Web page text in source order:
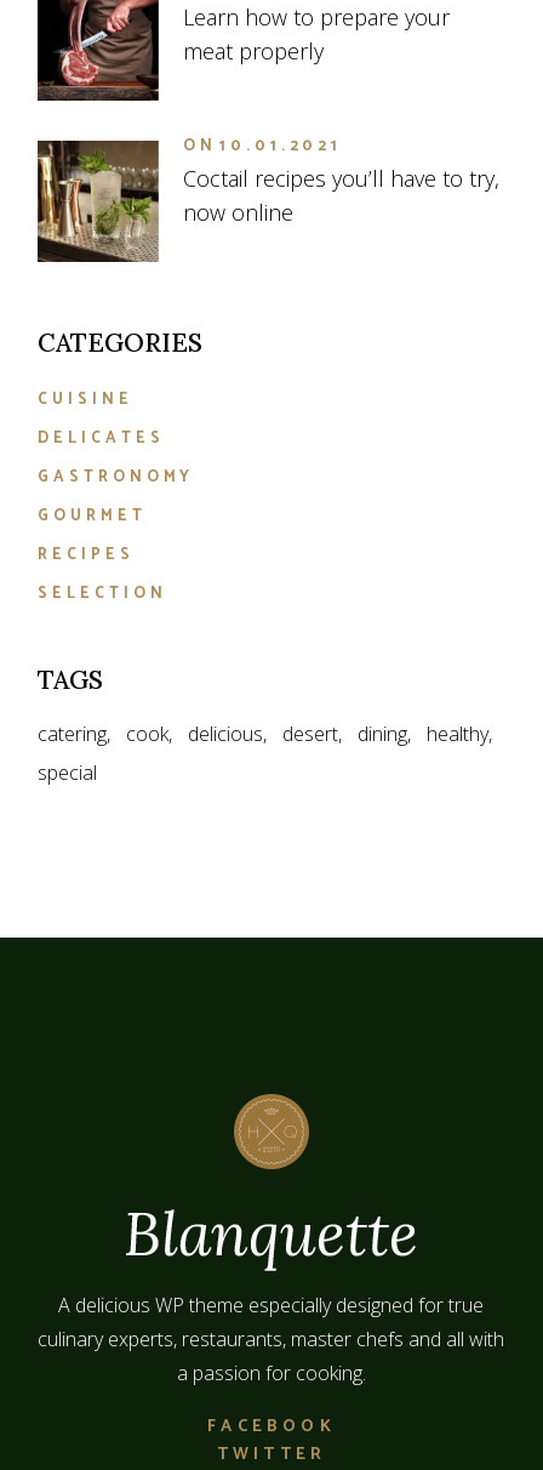
Learn how to prepare your
meat properly
ON 10.01.2021
Coctail recipes you’ll have to try,
now online
CATEGORIES
CUISINE
DELICATES
GASTRONOMY
GOURMET
RECIPES
SELECTION
TAGS
catering cook delicious desert dining
healthy
special
A delicious WP theme especially designed for true
culinary experts, restaurants, master chefs and all with
a passion for cooking.
FACEBOOK
TWITTER